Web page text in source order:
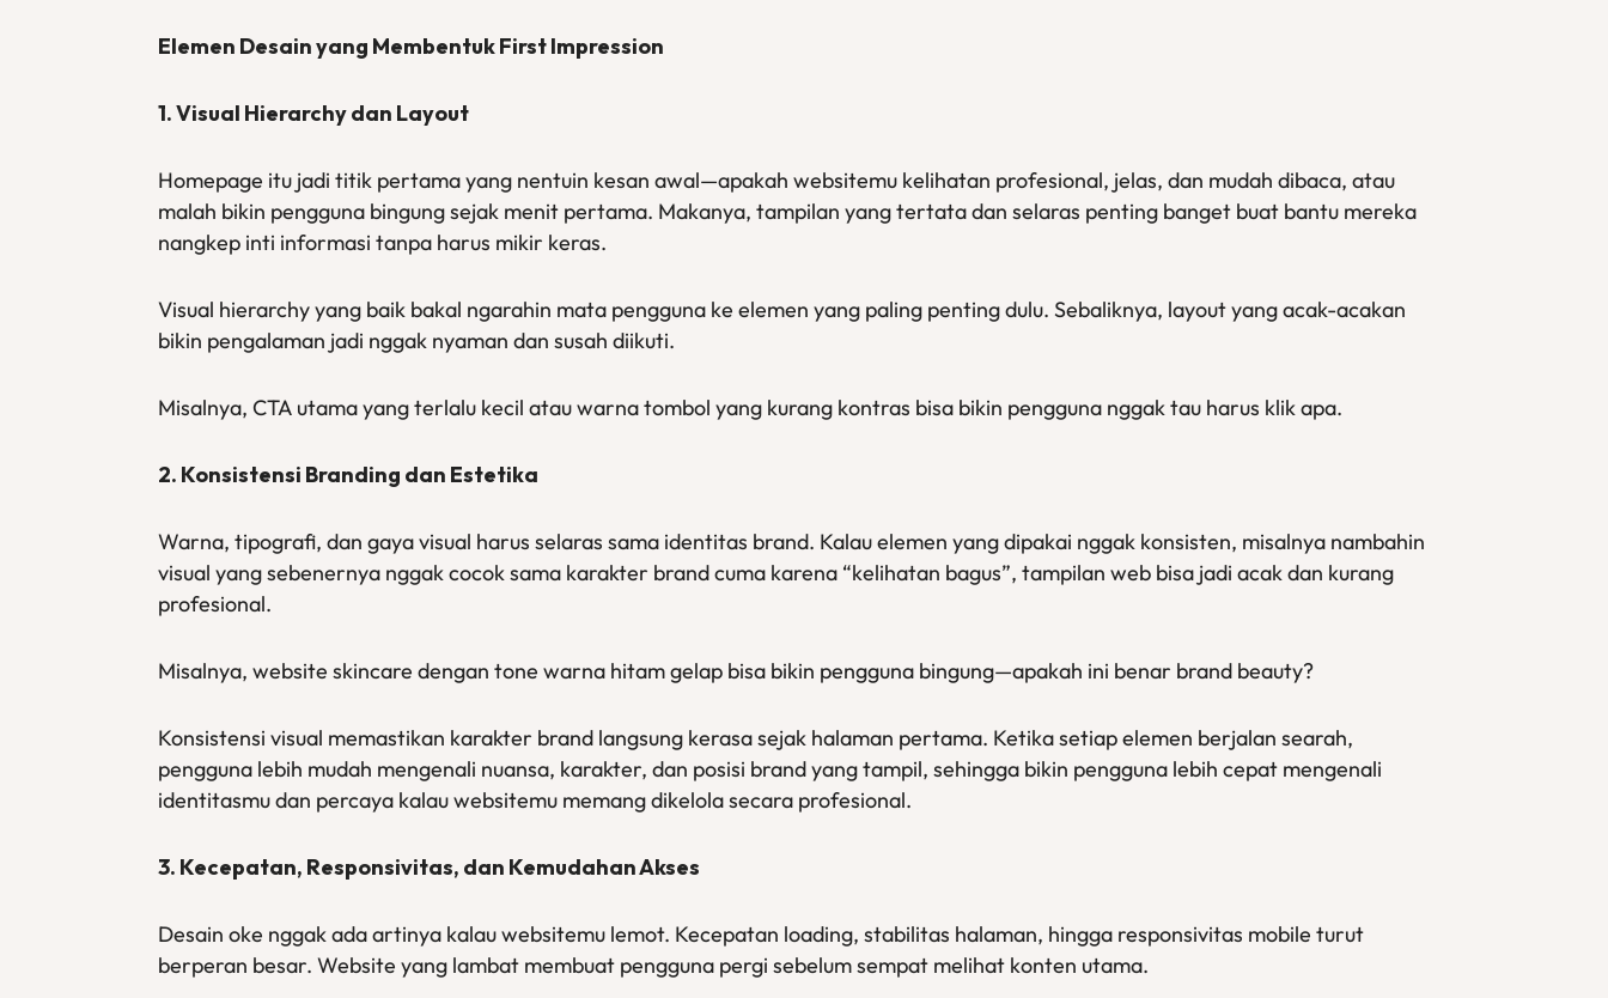
Elemen Desain yang Membentuk First Impression
1. Visual Hierarchy dan Layout
Homepage itu jadi titik pertama yang nentuin kesan awal—apakah websitemu kelihatan profesional, jelas, dan mudah dibaca, atau
malah bikin pengguna bingung sejak menit pertama. Makanya, tampilan yang tertata dan selaras penting banget buat bantu mereka
nangkep inti informasi tanpa harus mikir keras.
Visual hierarchy yang baik bakal ngarahin mata pengguna ke elemen yang paling penting dulu. Sebaliknya, layout yang acak-acakan
bikin pengalaman jadi nggak nyaman dan susah diikuti.
Misalnya, CTA utama yang terlalu kecil atau warna tombol yang kurang kontras bisa bikin pengguna nggak tau harus klik apa.
2. Konsistensi Branding dan Estetika
Warna, tipografi, dan gaya visual harus selaras sama identitas brand. Kalau elemen yang dipakai nggak konsisten, misalnya nambahin
visual yang sebenernya nggak cocok sama karakter brand cuma karena “kelihatan bagus”, tampilan web bisa jadi acak dan kurang
profesional.
Misalnya, website skincare dengan tone warna hitam gelap bisa bikin pengguna bingung—apakah ini benar brand beauty?
Konsistensi visual memastikan karakter brand langsung kerasa sejak halaman pertama. Ketika setiap elemen berjalan searah,
pengguna lebih mudah mengenali nuansa, karakter, dan posisi brand yang tampil, sehingga bikin pengguna lebih cepat mengenali
identitasmu dan percaya kalau websitemu memang dikelola secara profesional.
3. Kecepatan, Responsivitas, dan Kemudahan Akses
Desain oke nggak ada artinya kalau websitemu lemot. Kecepatan loading, stabilitas halaman, hingga responsivitas mobile turut
berperan besar. Website yang lambat membuat pengguna pergi sebelum sempat melihat konten utama.